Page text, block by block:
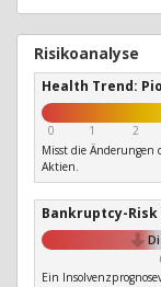
Risikoanalyse
Health Trend:
0 1 2
Misst die
Aktien.
Bankruptcy-
Ein